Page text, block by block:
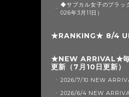
◆サブカル女子のブラッ
026年3月11日）
★RANKING★ 8/4
★NEW ARRIVAL★毎
更新（7月10日更新）
2026/7/10 NEW
2026/6/4 NEW